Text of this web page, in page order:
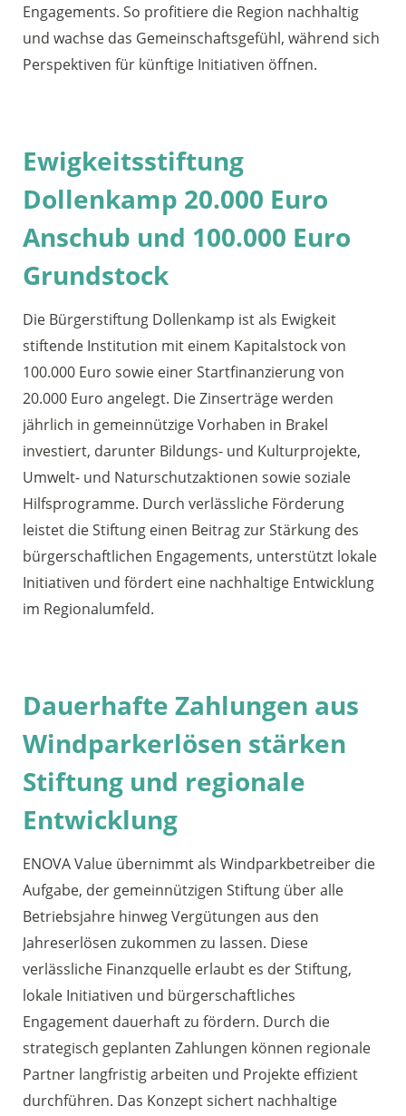
Engagements. So profitiere die Region nachhaltig
und wachse das Gemeinschaftsgefühl, während sich
Perspektiven für künftige Initiativen öffnen.
Ewigkeitsstiftung
Dollenkamp 20.000 Euro
Anschub und 100.000 Euro
Grundstock
Die Bürgerstiftung Dollenkamp ist als Ewigkeit
stiftende Institution mit einem Kapitalstock von
100.000 Euro sowie einer Startfinanzierung von
20.000 Euro angelegt. Die Zinserträge werden
jährlich in gemeinnützige Vorhaben in Brakel
investiert, darunter Bildungs- und Kulturprojekte,
Umwelt- und Naturschutzaktionen sowie soziale
Hilfsprogramme. Durch verlässliche Förderung
leistet die Stiftung einen Beitrag zur Stärkung des
bürgerschaftlichen Engagements, unterstützt lokale
Initiativen und fördert eine nachhaltige Entwicklung
im Regionalumfeld.
Dauerhafte Zahlungen aus
Windparkerlösen stärken
Stiftung und regionale
Entwicklung
ENOVA Value übernimmt als Windparkbetreiber die
Aufgabe, der gemeinnützigen Stiftung über alle
Betriebsjahre hinweg Vergütungen aus den
Jahreserlösen zukommen zu lassen. Diese
verlässliche Finanzquelle erlaubt es der Stiftung,
lokale Initiativen und bürgerschaftliches
Engagement dauerhaft zu fördern. Durch die
strategisch geplanten Zahlungen können regionale
Partner langfristig arbeiten und Projekte effizient
durchführen. Das Konzept sichert nachhaltige